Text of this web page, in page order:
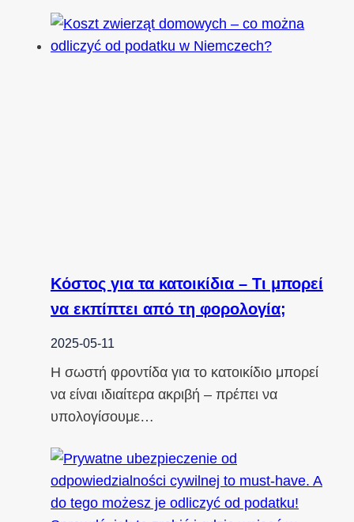
Κόστος για τα κατοικίδια – Τι μπορεί
να εκπίπτει από τη φορολογία;
2025-05-11
Η σωστή φροντίδα για το κατοικίδιο μπορεί
να είναι ιδιαίτερα ακριβή – πρέπει να
υπολογίσουμε…